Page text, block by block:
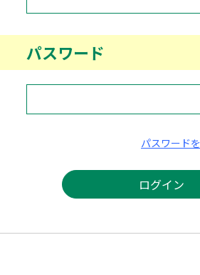
パスワード
パスワード